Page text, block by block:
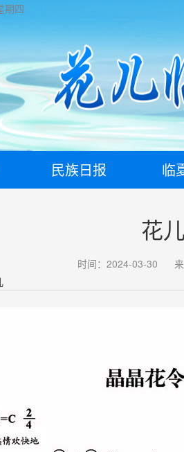
期四
民族日报 临
花
时间：2024-03-30